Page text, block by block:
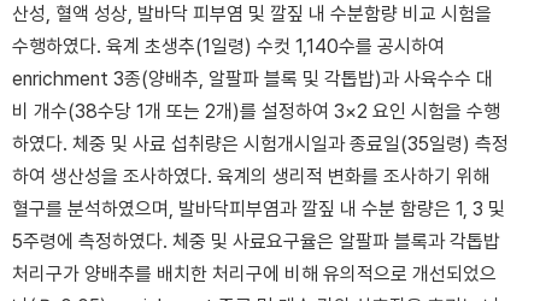
산성, 혈액 성상, 발바닥 피부염 및 깔짚 내 수분함량 비교 시험을
수행하였다. 육계 초생추(1일령) 수컷 1,140수를 공시하여
enrichment 3종(양배추, 알팔파 블록 및 각톱밥)과 사육수수 대
비 개수(38수당 1개 또는 2개)를 설정하여 3×2 요인 시험을 수행
하였다. 체중 및 사료 섭취량은 시험개시일과 종료일(35일령) 측정
하여 생산성을 조사하였다. 육계의 생리적 변화를 조사하기 위해
혈구를 분석하였으며, 발바닥피부염과 깔짚 내 수분 함량은 1, 3 및
5주령에 측정하였다. 체중 및 사료요구율은 알팔파 블록과 각톱밥
처리구가 양배추를 배치한 처리구에 비해 유의적으로 개선되었으